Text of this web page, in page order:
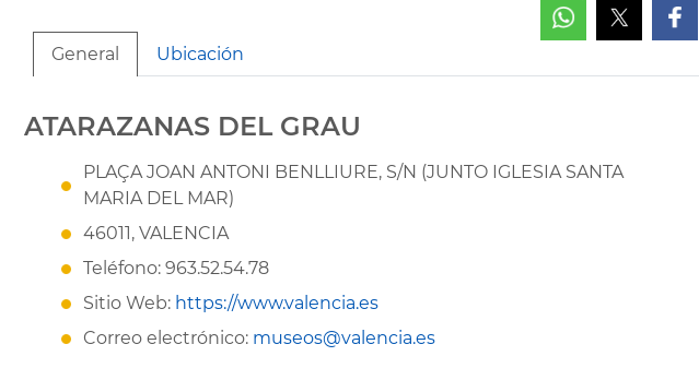
General Ubicación
ATARAZANAS DEL GRAU
PLAÇA JOAN ANTONI BENLLIURE, S/N (JUNTO IGLESIA SANTA
MARIA DEL MAR)
46011, VALENCIA
Teléfono: 963.52.54.78
Sitio Web: https://www.valencia.es
Correo electrónico: museos@valencia.es